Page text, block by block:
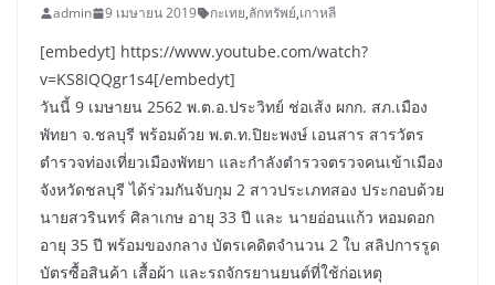
admin 9 เมษายน 2019 กะเทย,ลักทรัพย์,เกาหลี
[embedyt] https://www.youtube.com/watch?
v=KS8IQQgr1s4[/embedyt]
วันนี้ 9 เมษายน 2562 พ.ต.อ.ประวิทย์ ช่อเส้ง ผกก. สภ.เมือง
พัทยา จ.ชลบุรี พร้อมด้วย พ.ต.ท.ปิยะพงษ์ เอนสาร สารวัตร
ตำรวจท่องเที่ยวเมืองพัทยา และกำลังตำรวจตรวจคนเข้าเมือง
จังหวัดชลบุรี ได้ร่วมกันจับกุม 2 สาวประเภทสอง ประกอบด้วย
นายสวรินทร์ ศิลาเกษ อายุ 33 ปี และ นายอ่อนแก้ว หอมดอก
อายุ 35 ปี พร้อมของกลาง บัตรเคดิตจำนวน 2 ใบ สลิปการรูด
บัตรซื้อสินค้า เสื้อผ้า และรถจักรยานยนต์ที่ใช้ก่อเหตุ